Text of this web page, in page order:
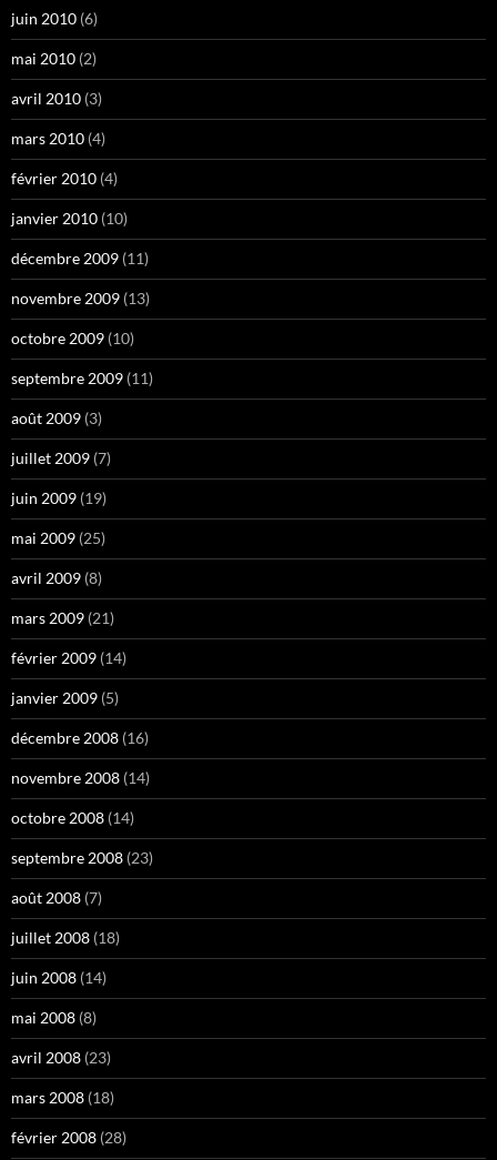
juin 2010 (6)
mai 2010 (2)
avril 2010 (3)
mars 2010 (4)
février 2010 (4)
janvier 2010 (10)
décembre 2009 (11)
novembre 2009 (13)
octobre 2009 (10)
septembre 2009 (11)
août 2009 (3)
juillet 2009 (7)
juin 2009 (19)
mai 2009 (25)
avril 2009 (8)
mars 2009 (21)
février 2009 (14)
janvier 2009 (5)
décembre 2008 (16)
novembre 2008 (14)
octobre 2008 (14)
septembre 2008 (23)
août 2008 (7)
juillet 2008 (18)
juin 2008 (14)
mai 2008 (8)
avril 2008 (23)
mars 2008 (18)
février 2008 (28)